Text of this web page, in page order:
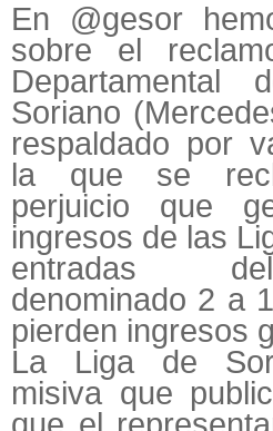
En @gesor
sobre el
Departamental
Soriano
respaldado por
la que se
perjuicio que
ingresos de las
entradas
denominado 2 a
pierden ingresos
La Liga de
misiva que